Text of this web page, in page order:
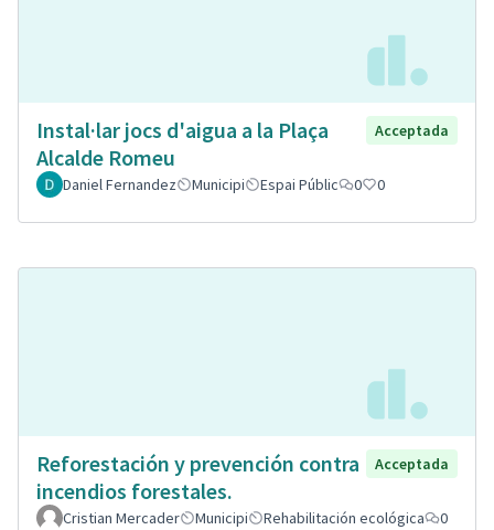
Instal·lar jocs d'aigua a la Plaça
Alcalde Romeu
Acceptada
Daniel Fernandez Municipi Espai Públic 0 0
Reforestación y prevención contra
incendios forestales.
Acceptada
Cristian Mercader Municipi Rehabilitación ecológica
0